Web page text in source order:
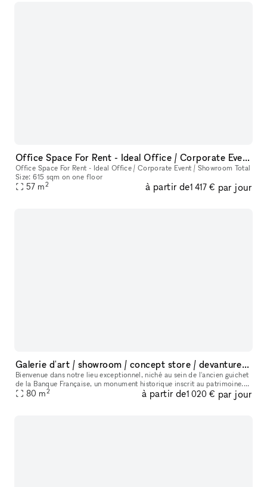
Office Space For Rent - Ideal Office / Corporate Event / Showroom
Office Space For Rent - Ideal Office / Corporate Event / Showroom Total
Size: 615 sqm on one floor
57 m2 à partir de1 417 € par jour
Galerie d'art / showroom / concept store / devanture Monument Historique
Bienvenue dans notre lieu exceptionnel, niché au sein de l'ancien guichet
de la Banque Française, un monument historique inscrit au patrimoine.
Cet espace polyvalent offre une variété d'options pour
80 m2 à partir de1 020 € par jour